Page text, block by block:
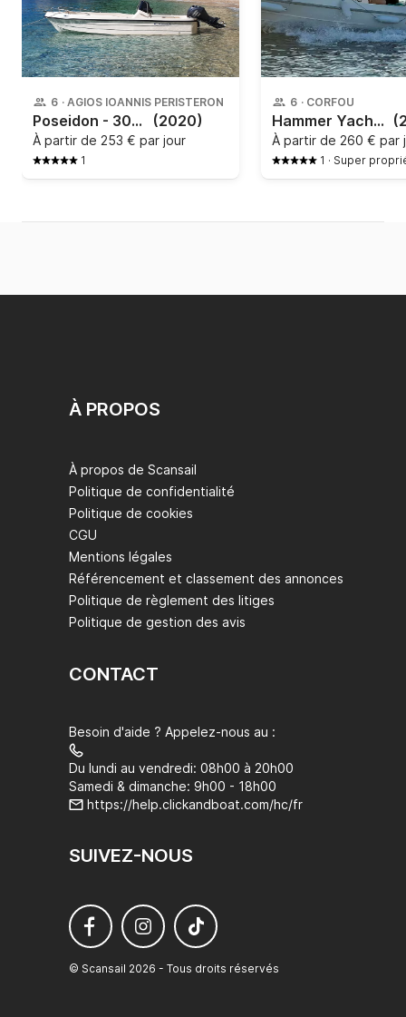
6 · AGIOS IOANNIS PERISTERON
Poseidon - 30HP (2020)
À partir de 253 € par jour
1
6 · CORFOU
Hammer Yachts - Next 510
À partir de 260 € par
1 · Super
À PROPOS
À propos de Scansail
Politique de confidentialité
Politique de cookies
CGU
Mentions légales
Référencement et classement des annonces
Politique de règlement des litiges
Politique de gestion des avis
CONTACT
Besoin d'aide ? Appelez-nous au :
Du lundi au vendredi: 08h00 à 20h00
Samedi & dimanche: 9h00 - 18h00
https://help.clickandboat.com/hc/fr
SUIVEZ-NOUS
© Scansail 2026 - Tous droits réservés